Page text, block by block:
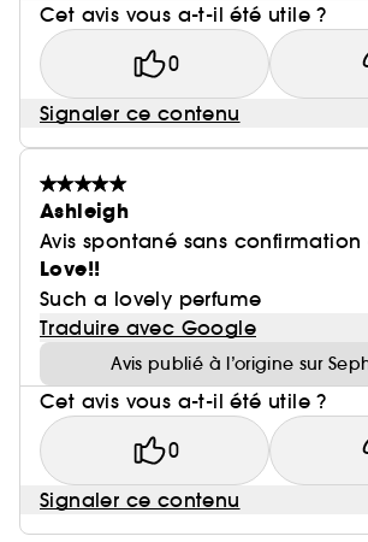
Cet avis vous a-t-il été utile ?
0
Signaler ce contenu
Ashleigh
Avis spontané sans
Love!!
Such a lovely perfume
Traduire avec Google
Avis publié à l’origine sur
Cet avis vous a-t-il été utile ?
0
Signaler ce contenu